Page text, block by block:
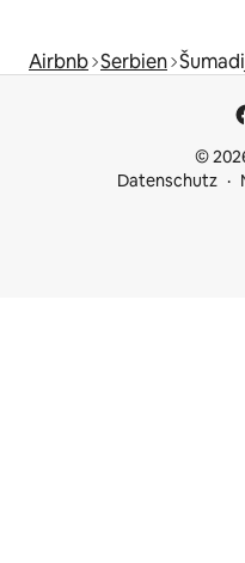
Airbnb Serbien
©
Datenschutz